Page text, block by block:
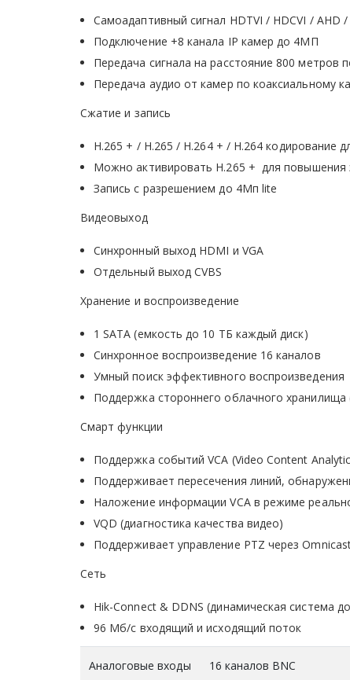
Самоадаптивный сигнал HDTVI / HDCVI / AHD /
Подключение +8 канала IP камер до 4МП
Передача сигнала на расстояние 800 метров
Передача аудио от камер по коаксиальному
Сжатие и запись
H.265 + / H.265 / H.264 + / H.264 кодирование
Можно активировать H.265 + для повышения
Запись с разрешением до 4Мп lite
Видеовыход
Синхронный выход HDMI и VGA
Отдельный выход CVBS
Хранение и воспроизведение
1 SATA (емкость до 10 ТБ каждый диск)
Синхронное воспроизведение 16 каналов
Умный поиск эффективного воспроизведения
Поддержка стороннего облачного
Смарт функции
Поддержка событий VCA (Video Content
Поддерживает пересечения линий,
Наложение информации VCA в режиме
VQD (диагностика качества видео)
Поддерживает управление PTZ через
Сеть
Hik-Connect & DDNS (динамическая система
96 Мб/с входящий и исходящий поток
Аналоговые входы 16 каналов BNC